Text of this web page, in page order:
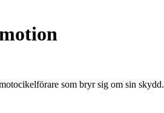
som bryr sig om sin skydd.